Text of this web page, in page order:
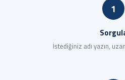
1
İstediğiniz adı yazın,